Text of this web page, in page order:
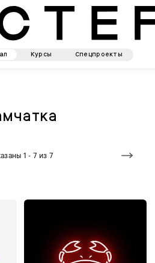
Курсы Спецпроекты
1 - 7 из 7